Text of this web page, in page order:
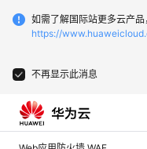
如需了解国际站更多云产品
https://
不再显示此消息